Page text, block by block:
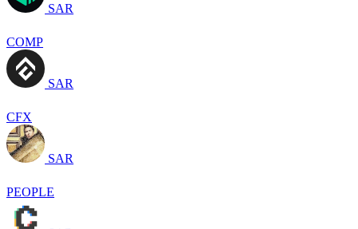
SAR
COMP
SAR
CFX
SAR
PEOPLE